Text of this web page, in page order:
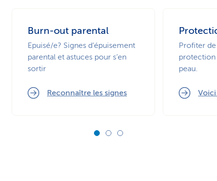
Burn-out parental
Epuisé/e? Signes d’épuisement
parental et astuces pour s’en
sortir
Reconnaître les signes
Profiter de
protection
peau.